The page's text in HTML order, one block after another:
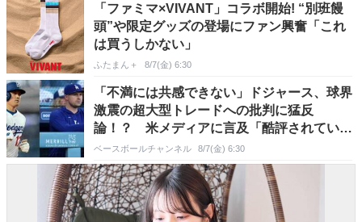
「ファミマ×VIVANT」コラボ開始! “別班饅
頭”や限定グッズの登場にファン興奮「これ
は買うしかない」
ふたまん＋ 8/7(金) 6:30
「不満には共感できない」ドジャース、球界
激震の超大型トレードへの批判に猛反
論！？ 米メディアに言及「酷評されている
のは」
ベースボールチャンネル 8/7(金) 6:30